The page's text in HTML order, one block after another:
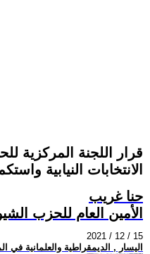
قرار اللجنة المركزية
الانتخابات النيابية
حنا غريب
الأمين العام للحزب
2021 / 12 / 15
اليسار , الديمقراطية والعلمانية في